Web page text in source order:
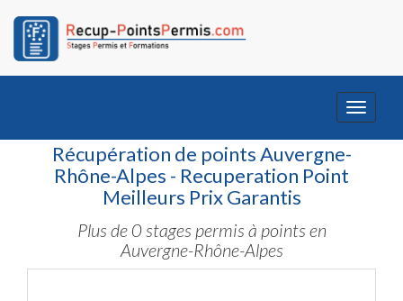
Toggle
Récupération de points Auvergne-
Rhône-Alpes - Recuperation Point
Meilleurs Prix Garantis
Plus de 0 stages permis à points en
Auvergne-Rhône-Alpes